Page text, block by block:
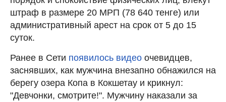
штраф в размере 20 МРП (78 640 тенге) или
административный арест на срок от 5 до 15
суток.
Ранее в Сети появилось видеоочевидцев,
заснявших, как мужчина внезапно обнажился на
берегу озера Копа в Кокшетау и крикнул:
"Девчонки, смотрите!". Мужчину наказали за